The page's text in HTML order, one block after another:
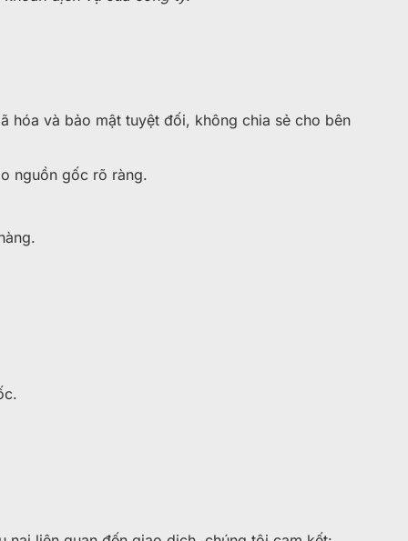
hóa và bảo mật tuyệt đối, không chia sẻ cho bên
nguồn gốc rõ ràng.